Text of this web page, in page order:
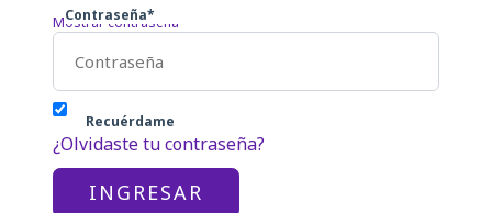
Contraseña*
Mostrar contraseña
Recuérdame
¿Olvidaste tu contraseña?